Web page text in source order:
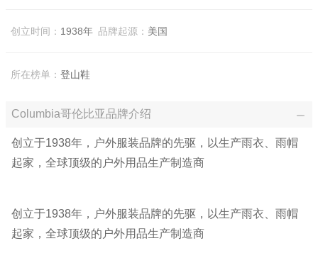
创立时间： 1938年 品牌起源： 美国
所在榜单： 登山鞋
Columbia哥伦比亚品牌介绍
创立于1938年，户外服装品牌的先驱，以生产雨衣、雨帽
起家，全球顶级的户外用品生产制造商
创立于1938年，户外服装品牌的先驱，以生产雨衣、雨帽
起家，全球顶级的户外用品生产制造商